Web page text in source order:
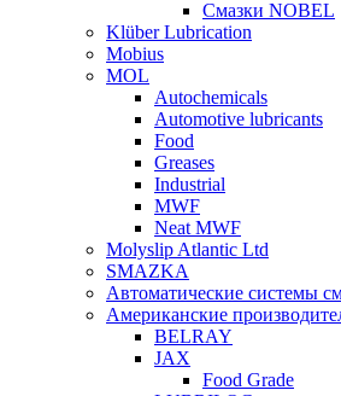
Смазки NOBEL
Klüber Lubrication
Mobius
MOL
Autochemicals
Automotive lubricants
Food
Greases
Industrial
MWF
Neat MWF
Molyslip Atlantic Ltd
SMAZKA
Автоматические системы
Американские
BELRAY
JAX
Food Grade